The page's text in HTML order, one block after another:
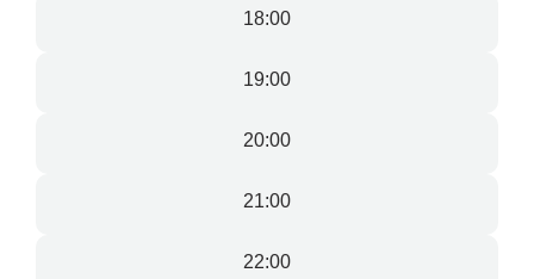
18:00
19:00
20:00
21:00
22:00